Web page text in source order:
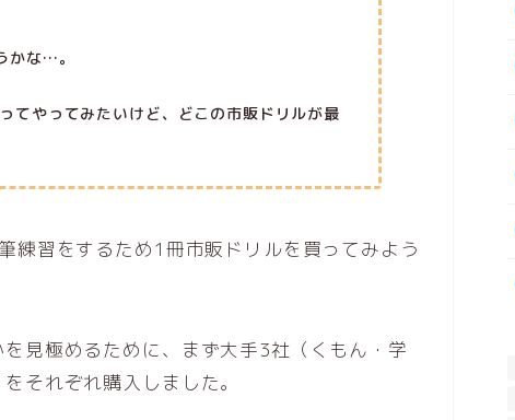
かな…。
てやってみたいけど、どこの市販ドリルが最
練習をするため1冊市販ドリルを買ってみよう
見極めるために、まず大手3社（くもん・学
それぞれ購入しました。